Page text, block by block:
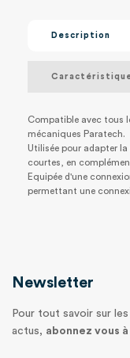
Description
Compatible avec tous
mécaniques Paratech.
Utilisée pour adapter
courtes, en
Equipée d'une
permettant une
Newsletter
Pour tout savoir sur
actus, abonnez vous